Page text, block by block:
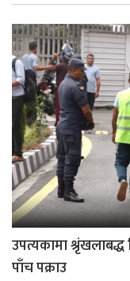
उपत्यकामा
पाँच पक्राउ